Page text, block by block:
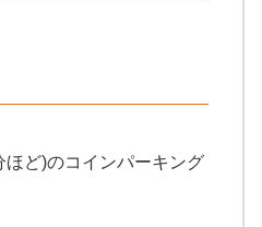
ど)のコインパーキング